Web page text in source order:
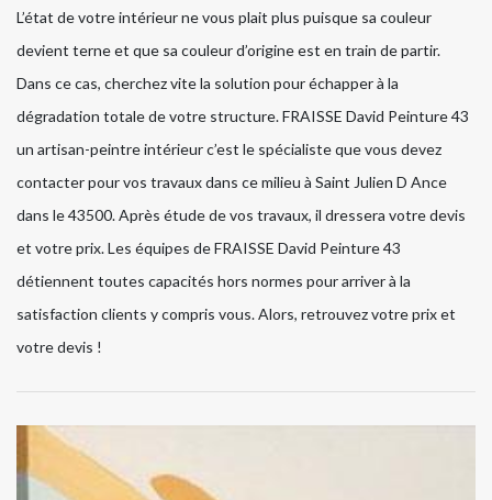
L’état de votre intérieur ne vous plait plus puisque sa couleur
devient terne et que sa couleur d’origine est en train de partir.
Dans ce cas, cherchez vite la solution pour échapper à la
dégradation totale de votre structure. FRAISSE David Peinture 43
un artisan-peintre intérieur c’est le spécialiste que vous devez
contacter pour vos travaux dans ce milieu à Saint Julien D Ance
dans le 43500. Après étude de vos travaux, il dressera votre devis
et votre prix. Les équipes de FRAISSE David Peinture 43
détiennent toutes capacités hors normes pour arriver à la
satisfaction clients y compris vous. Alors, retrouvez votre prix et
votre devis !